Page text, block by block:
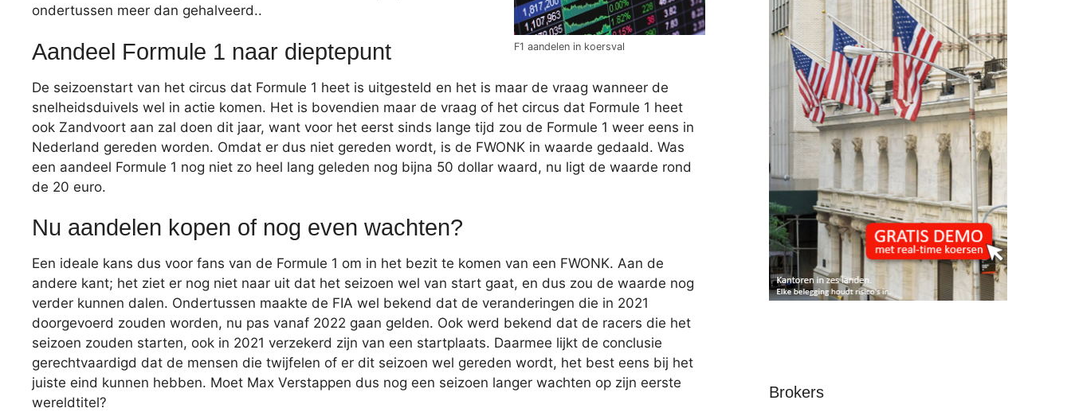
F1 aandelen in koersval
ondertussen meer dan gehalveerd..
Aandeel Formule 1 naar dieptepunt
De seizoenstart van het circus dat Formule 1 heet is uitgesteld en het is maar de vraag wanneer de
snelheidsduivels wel in actie komen. Het is bovendien maar de vraag of het circus dat Formule 1 heet
ook Zandvoort aan zal doen dit jaar, want voor het eerst sinds lange tijd zou de Formule 1 weer eens in
Nederland gereden worden. Omdat er dus niet gereden wordt, is de FWONK in waarde gedaald. Was
een aandeel Formule 1 nog niet zo heel lang geleden nog bijna 50 dollar waard, nu ligt de waarde rond
de 20 euro.
Nu aandelen kopen of nog even wachten?
Een ideale kans dus voor fans van de Formule 1 om in het bezit te komen van een FWONK. Aan de
andere kant; het ziet er nog niet naar uit dat het seizoen wel van start gaat, en dus zou de waarde nog
verder kunnen dalen. Ondertussen maakte de FIA wel bekend dat de veranderingen die in 2021
doorgevoerd zouden worden, nu pas vanaf 2022 gaan gelden. Ook werd bekend dat de racers die het
seizoen zouden starten, ook in 2021 verzekerd zijn van een startplaats. Daarmee lijkt de conclusie
gerechtvaardigd dat de mensen die twijfelen of er dit seizoen wel gereden wordt, het best eens bij het
juiste eind kunnen hebben. Moet Max Verstappen dus nog een seizoen langer wachten op zijn eerste
wereldtitel?
Brokers